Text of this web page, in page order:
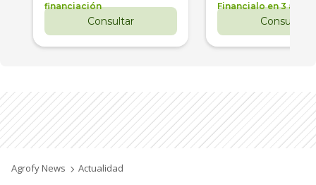
financiación
Consultar
Financialo en 3 años
Consultar
Agrofy News Actualidad